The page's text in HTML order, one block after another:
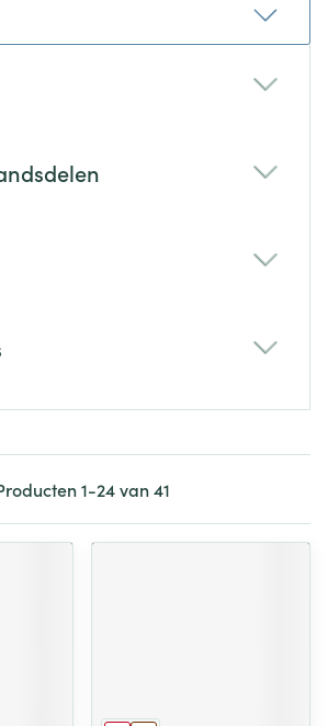
1-24van41